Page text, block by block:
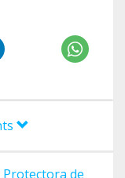
Protectora de